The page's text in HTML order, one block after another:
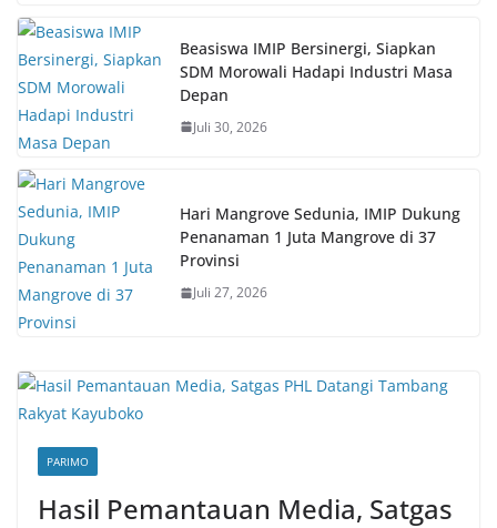
Beasiswa IMIP Bersinergi, Siapkan
SDM Morowali Hadapi Industri Masa
Depan
Juli 30, 2026
Hari Mangrove Sedunia, IMIP Dukung
Penanaman 1 Juta Mangrove di 37
Provinsi
Juli 27, 2026
PARIMO
Hasil Pemantauan Media, Satgas